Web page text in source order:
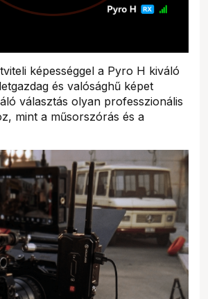
képességgel a Pyro H kiváló
és valósághű képet
választás olyan professzionális
mint a műsorszórás és a